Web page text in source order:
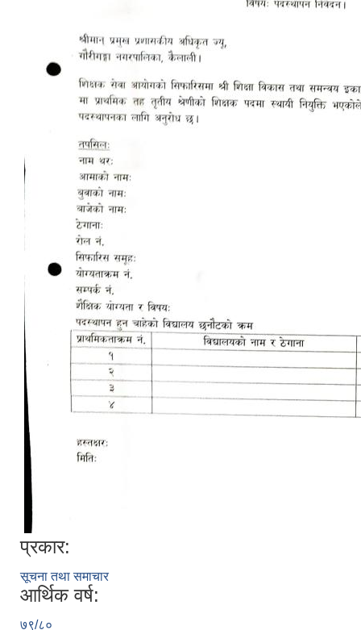
प्रकार:
सूचना तथा समाचार
आर्थिक वर्ष:
७९/८०